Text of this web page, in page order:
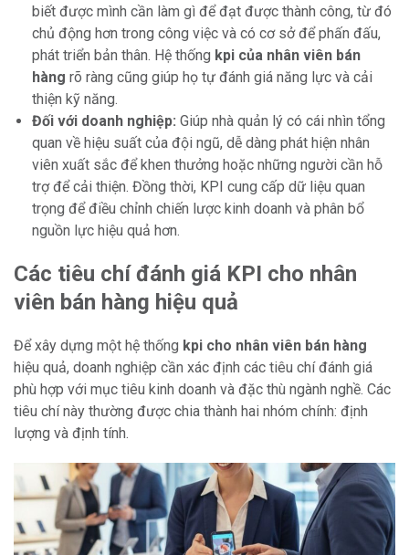
biết được mình cần làm gì để đạt được thành công, từ đó
chủ động hơn trong công việc và có cơ sở để phấn đấu,
phát triển bản thân. Hệ thống kpi của nhân viên bán
hàng rõ ràng cũng giúp họ tự đánh giá năng lực và cải
thiện kỹ năng.
Đối với doanh nghiệp: Giúp nhà quản lý có cái nhìn tổng
quan về hiệu suất của đội ngũ, dễ dàng phát hiện nhân
viên xuất sắc để khen thưởng hoặc những người cần hỗ
trợ để cải thiện. Đồng thời, KPI cung cấp dữ liệu quan
trọng để điều chỉnh chiến lược kinh doanh và phân bổ
nguồn lực hiệu quả hơn.
Các tiêu chí đánh giá KPI cho nhân
viên bán hàng hiệu quả
Để xây dựng một hệ thống kpi cho nhân viên bán hàng
hiệu quả, doanh nghiệp cần xác định các tiêu chí đánh giá
phù hợp với mục tiêu kinh doanh và đặc thù ngành nghề. Các
tiêu chí này thường được chia thành hai nhóm chính: định
lượng và định tính.